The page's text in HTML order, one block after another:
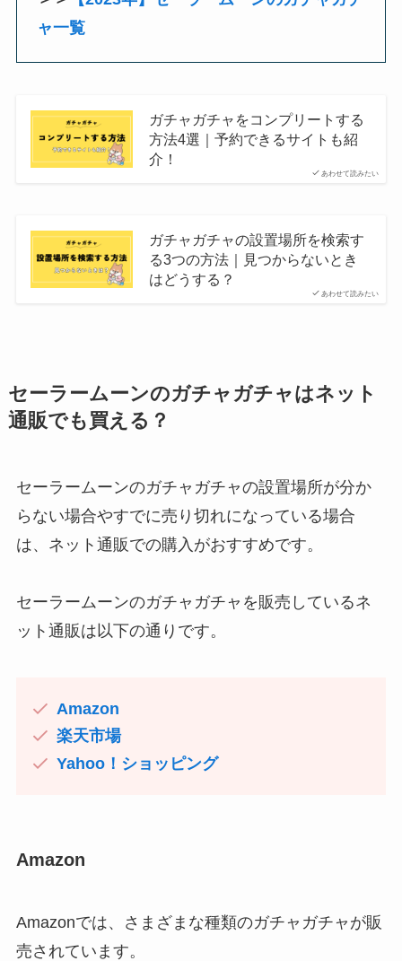
ャ一覧
あわせて読みたい
ガチャガチャをコンプリートする
方法4選｜予約できるサイトも紹
介！
あわせて読みたい
ガチャガチャの設置場所を検索す
る3つの方法｜見つからないとき
はどうする？
セーラームーンのガチャガチャはネット
通販でも買える？
セーラームーンのガチャガチャの設置場所が分か
らない場合やすでに売り切れになっている場合
は、ネット通販での購入がおすすめです。
セーラームーンのガチャガチャを販売しているネ
ット通販は以下の通りです。
Amazon
楽天市場
Yahoo！ショッピング
Amazon
Amazonでは、さまざまな種類のガチャガチャが販
売されています。